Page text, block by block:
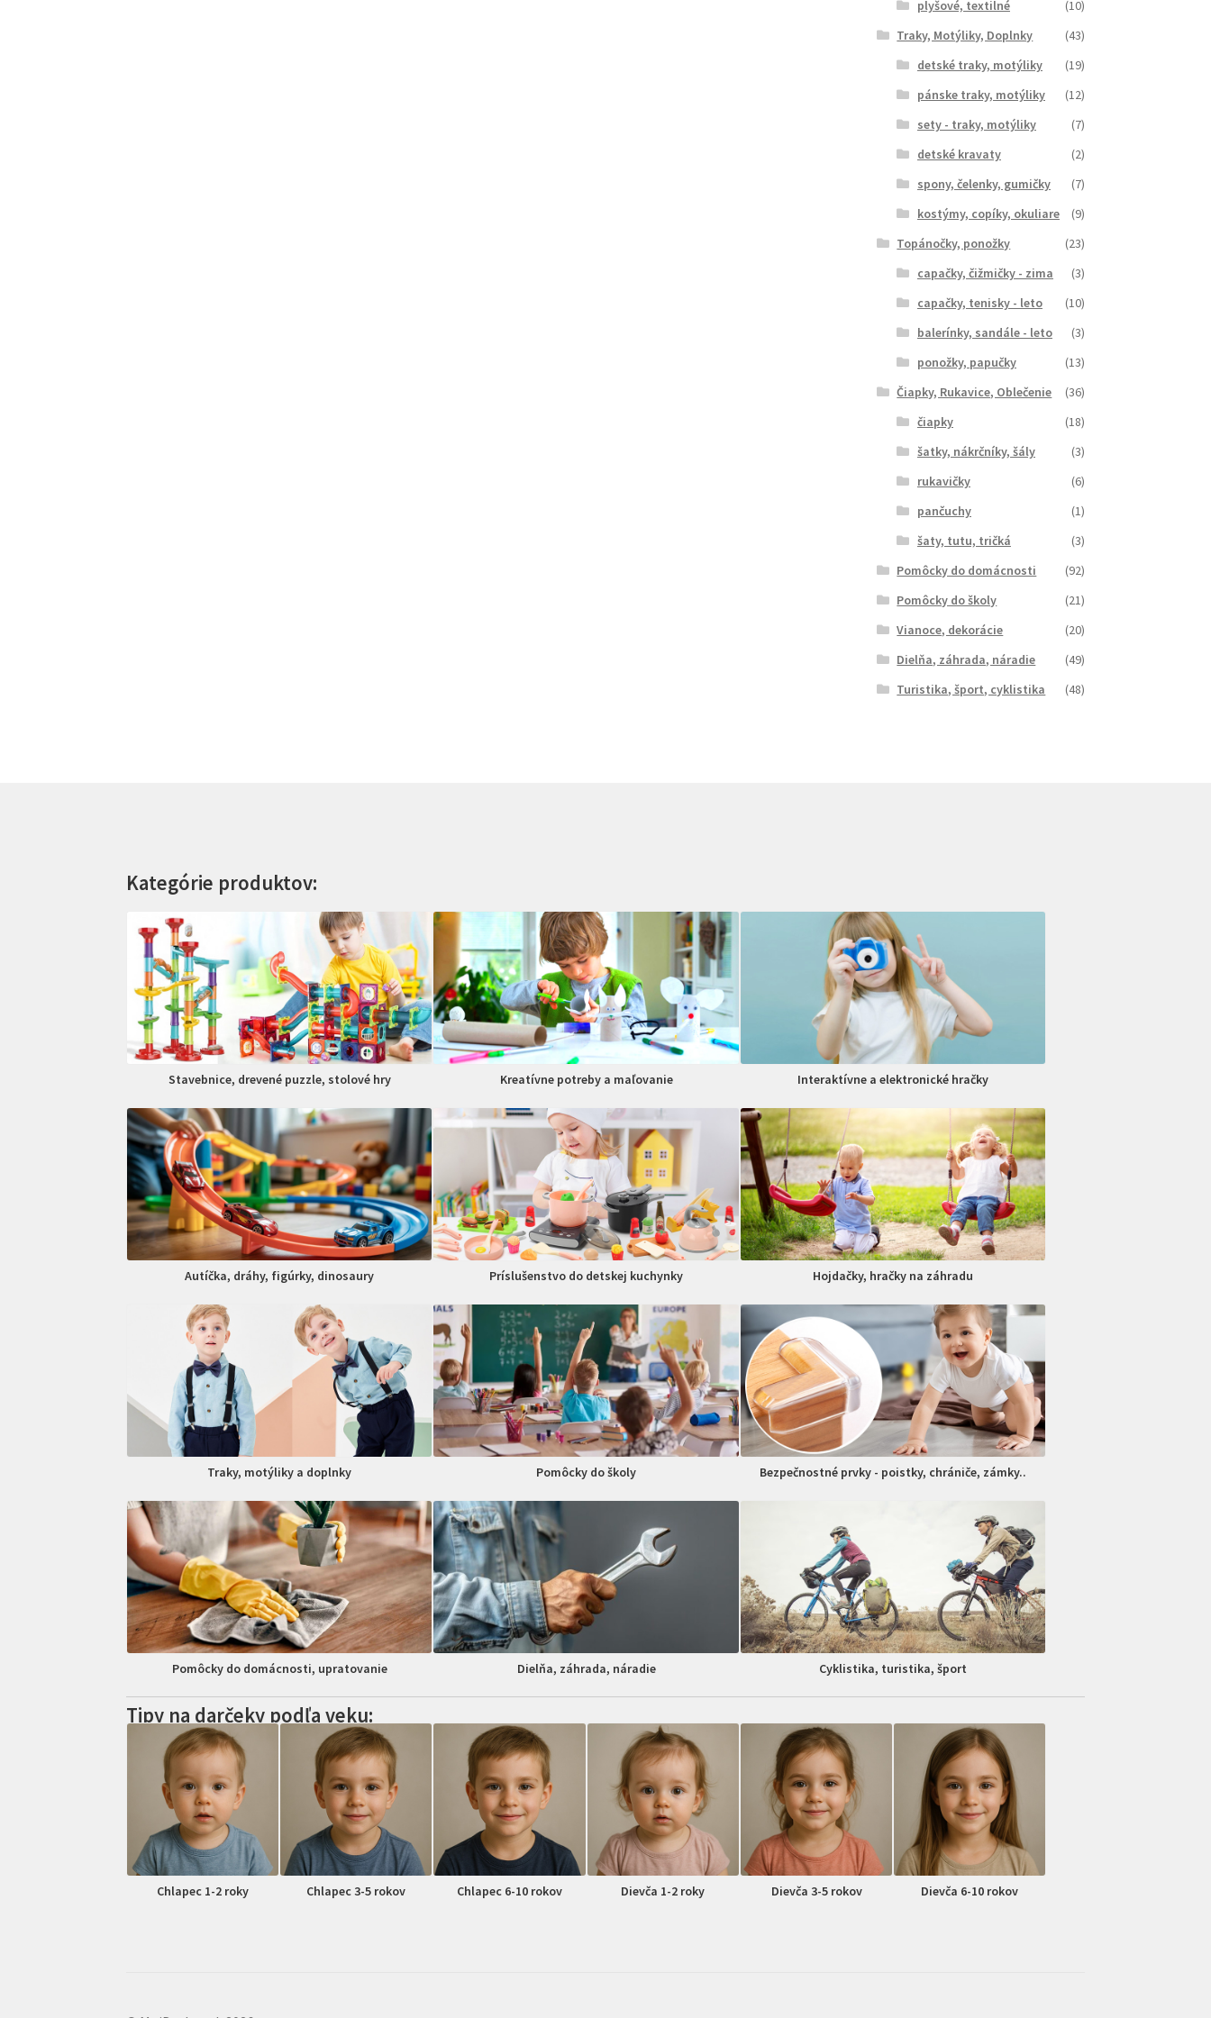
plyšové, textilné
(10)
Traky, Motýliky, Doplnky
(43)
detské traky, motýliky
(19)
pánske traky, motýliky
(12)
sety - traky, motýliky
(7)
detské kravaty
(2)
spony, čelenky, gumičky
(7)
kostýmy, copíky, okuliare
(9)
Topánočky, ponožky
(23)
capačky, čižmičky - zima
(3)
capačky, tenisky - leto
(10)
balerínky, sandále - leto
(3)
ponožky, papučky
(13)
Čiapky, Rukavice, Oblečenie
(36)
čiapky
(18)
šatky, nákrčníky, šály
(3)
rukavičky
(6)
pančuchy
(1)
šaty, tutu, tričká
(3)
Pomôcky do domácnosti
(92)
Pomôcky do školy
(21)
Vianoce, dekorácie
(20)
Dielňa, záhrada, náradie
(49)
Turistika, šport, cyklistika
(48)
Kategórie produktov:
Stavebnice, drevené puzzle, stolové hry Kreatívne potreby a maľovanie Interaktívne a elektronické hračky
Autíčka, dráhy, figúrky, dinosaury Príslušenstvo do detskej kuchynky Hojdačky, hračky na záhradu
Traky, motýliky a doplnky Pomôcky do školy Bezpečnostné prvky - poistky, chrániče, zámky..
Pomôcky do domácnosti, upratovanie Dielňa, záhrada, náradie Cyklistika, turistika, šport
Tipy na darčeky podľa veku:
Chlapec 1-2 roky Chlapec 3-5 rokov Chlapec 6-10 rokov Dievča 1-2 roky Dievča 3-5 rokov Dievča 6-10 rokov